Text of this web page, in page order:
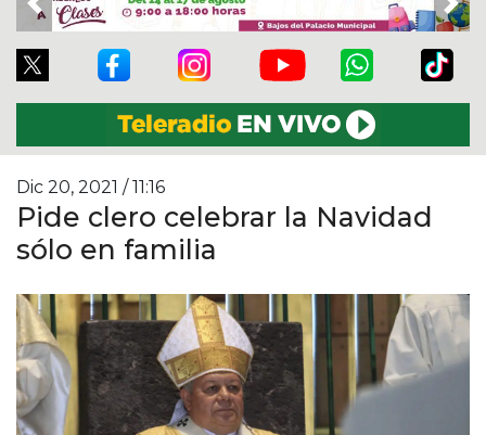
Previous
Dic 20, 2021 / 11:16
Pide clero celebrar la Navidad
sólo en familia